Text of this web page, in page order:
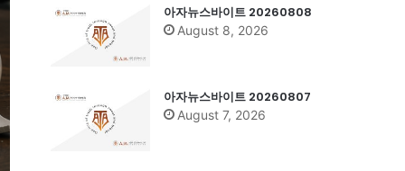
아자뉴스바이트 20260808
August 8, 2026
아자뉴스바이트 20260807
August 7, 2026